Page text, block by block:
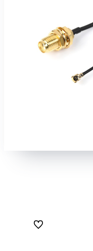
Zu Favoriten